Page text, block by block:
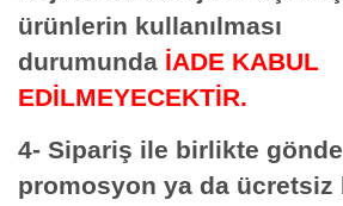
ürünlerin kullanılması
durumunda İADE KABUL
EDİLMEYECEKTİR.
4- Sipariş ile birlikte
promosyon ya da ücretsiz